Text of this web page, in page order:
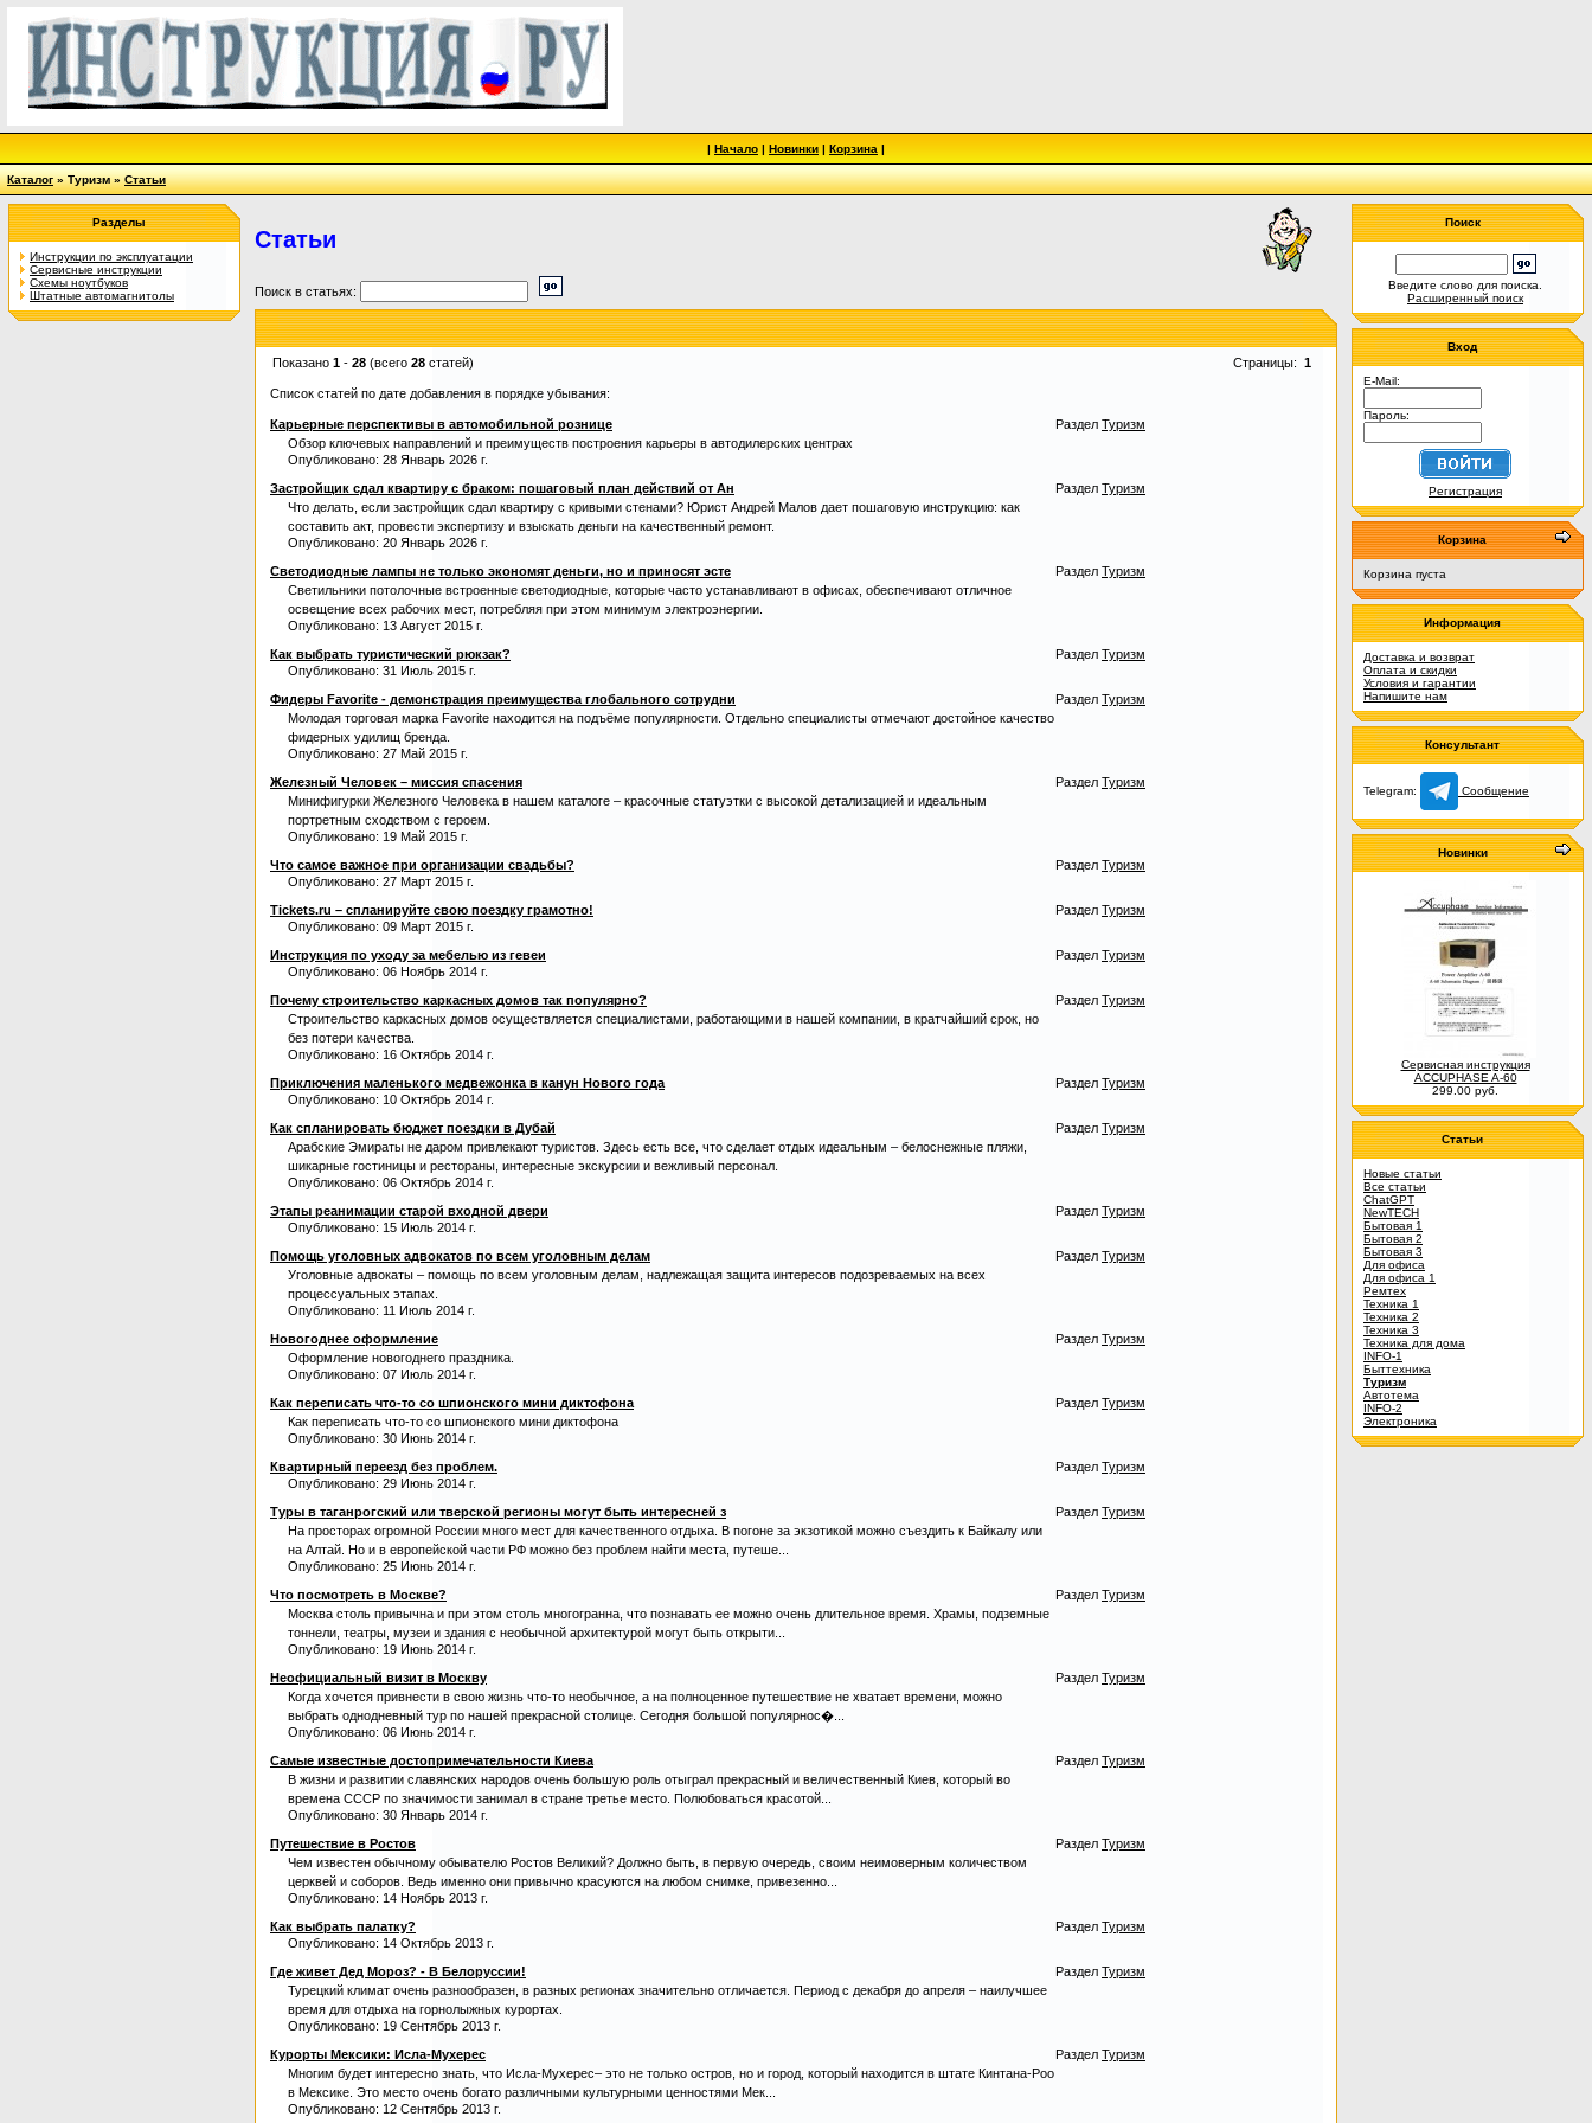
| Начало | Новинки | Корзина |
Каталог» Туризм »Статьи
Разделы
Инструкции по эксплуатации
Сервисные инструкции
Схемы ноутбуков
Штатные автомагнитолы
Статьи
Поиск в статьях:
Показано 1 - 28 (всего 28 статей) Страницы: 1
Список статей по дате добавления в порядке убывания:
Карьерные перспективы в автомобильной рознице Раздел Туризм
Обзор ключевых направлений и преимуществ построения карьеры в автодилерских центрах
Опубликовано: 28 Январь 2026 г.
Застройщик сдал квартиру с браком: пошаговый план действий от Ан
Раздел Туризм
Что делать, если застройщик сдал квартиру с кривыми стенами? Юрист Андрей Малов дает пошаговую инструкцию: как
составить акт, провести экспертизу и взыскать деньги на качественный ремонт.
Опубликовано: 20 Январь 2026 г.
Светодиодные лампы не только экономят деньги, но и приносят эсте
Раздел Туризм
Светильники потолочные встроенные светодиодные, которые часто устанавливают в офисах, обеспечивают отличное
освещение всех рабочих мест, потребляя при этом минимум электроэнергии.
Опубликовано: 13 Август 2015 г.
Как выбрать туристический рюкзак?
Раздел Туризм
Опубликовано: 31 Июль 2015 г.
Фидеры Favorite - демонстрация преимущества глобального сотрудни
Раздел Туризм
Молодая торговая марка Favorite находится на подъёме популярности. Отдельно специалисты отмечают достойное качество
фидерных удилищ бренда.
Опубликовано: 27 Май 2015 г.
Железный Человек – миссия спасения
Раздел Туризм
Минифигурки Железного Человека в нашем каталоге – красочные статуэтки с высокой детализацией и идеальным
портретным сходством с героем.
Опубликовано: 19 Май 2015 г.
Что самое важное при организации свадьбы?
Раздел Туризм
Опубликовано: 27 Март 2015 г.
Tickets.ru – спланируйте свою поездку грамотно!
Раздел Туризм
Опубликовано: 09 Март 2015 г.
Инструкция по уходу за мебелью из гевеи
Раздел Туризм
Опубликовано: 06 Ноябрь 2014 г.
Почему строительство каркасных домов так популярно?
Раздел Туризм
Строительство каркасных домов осуществляется специалистами, работающими в нашей компании, в кратчайший срок, но
без потери качества.
Опубликовано: 16 Октябрь 2014 г.
Приключения маленького медвежонка в канун Нового года
Раздел Туризм
Опубликовано: 10 Октябрь 2014 г.
Как спланировать бюджет поездки в Дубай
Раздел Туризм
Арабские Эмираты не даром привлекают туристов. Здесь есть все, что сделает отдых идеальным – белоснежные пляжи,
шикарные гостиницы и рестораны, интересные экскурсии и вежливый персонал.
Опубликовано: 06 Октябрь 2014 г.
Этапы реанимации старой входной двери
Раздел Туризм
Опубликовано: 15 Июль 2014 г.
Помощь уголовных адвокатов по всем уголовным делам
Раздел Туризм
Уголовные адвокаты – помощь по всем уголовным делам, надлежащая защита интересов подозреваемых на всех
процессуальных этапах.
Опубликовано: 11 Июль 2014 г.
Новогоднее оформление
Раздел Туризм
Оформление новогоднего праздника.
Опубликовано: 07 Июль 2014 г.
Как переписать что-то со шпионского мини диктофона
Раздел Туризм
Как переписать что-то со шпионского мини диктофона
Опубликовано: 30 Июнь 2014 г.
Квартирный переезд без проблем.
Раздел Туризм
Опубликовано: 29 Июнь 2014 г.
Туры в таганрогский или тверской регионы могут быть интересней з
Раздел Туризм
На просторах огромной России много мест для качественного отдыха. В погоне за экзотикой можно съездить к Байкалу или
на Алтай. Но и в европейской части РФ можно без проблем найти места, путеше...
Опубликовано: 25 Июнь 2014 г.
Что посмотреть в Москве?
Раздел Туризм
Москва столь привычна и при этом столь многогранна, что познавать ее можно очень длительное время. Храмы, подземные
тоннели, театры, музеи и здания с необычной архитектурой могут быть открыти...
Опубликовано: 19 Июнь 2014 г.
Неофициальный визит в Москву
Раздел Туризм
Когда хочется привнести в свою жизнь что-то необычное, а на полноценное путешествие не хватает времени, можно
выбрать однодневный тур по нашей прекрасной столице. Сегодня большой популярнос�...
Опубликовано: 06 Июнь 2014 г.
Самые известные достопримечательности Киева
Раздел Туризм
В жизни и развитии славянских народов очень большую роль отыграл прекрасный и величественный Киев, который во
времена СССР по значимости занимал в стране третье место. Полюбоваться красотой...
Опубликовано: 30 Январь 2014 г.
Путешествие в Ростов
Раздел Туризм
Чем известен обычному обывателю Ростов Великий? Должно быть, в первую очередь, своим неимоверным количеством
церквей и соборов. Ведь именно они привычно красуются на любом снимке, привезенно...
Опубликовано: 14 Ноябрь 2013 г.
Как выбрать палатку?
Раздел Туризм
Опубликовано: 14 Октябрь 2013 г.
Где живет Дед Мороз? - В Белоруссии!
Раздел Туризм
Турецкий климат очень разнообразен, в разных регионах значительно отличается. Период с декабря до апреля – наилучшее
время для отдыха на горнолыжных курортах.
Опубликовано: 19 Сентябрь 2013 г.
Курорты Мексики: Исла-Мухерес
Раздел Туризм
Многим будет интересно знать, что Исла-Мухерес– это не только остров, но и город, который находится в штате Кинтана-Роо
в Мексике. Это место очень богато различными культурными ценностями Мек...
Опубликовано: 12 Сентябрь 2013 г.
Поиск
Введите слово для поиска.
Расширенный поиск
Вход
E-Mail:
Пароль:
Регистрация
Корзина
Корзина пуста
Информация
Доставка и возврат
Оплата и скидки
Условия и гарантии
Напишите нам
Консультант
Telegram: Сообщение
Новинки
Сервисная инструкция
ACCUPHASE A-60
299.00 руб.
Статьи
Новые статьи
Все статьи
ChatGPT
NewTECH
Бытовая 1
Бытовая 2
Бытовая 3
Для офиса
Для офиса 1
Ремтех
Техника 1
Техника 2
Техника 3
Техника для дома
INFO-1
Быттехника
Туризм
Автотема
INFO-2
Электроника